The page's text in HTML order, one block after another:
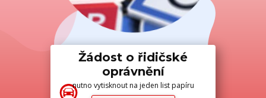
Žádost o řidičské
oprávnění
nutno vytisknout na jeden list papíru